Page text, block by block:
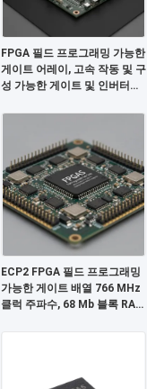
FPGA 필드 프로그래밍 가능한
게이트 어레이, 고속 작동 및 구
성 가능한 게이트 및 인버터를
ECP2 FPGA 필드 프로그래밍
가능한 게이트 배열 766 MHz
클럭 주파수, 68 Mb 블록 RAM